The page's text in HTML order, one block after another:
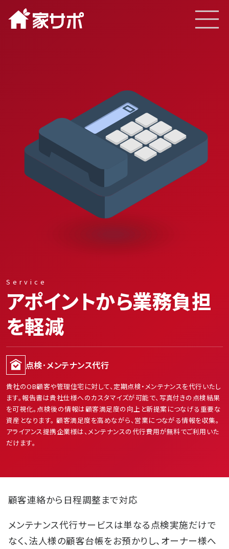
TOP
サービスと特徴
会社概要
プライバシーポリシー
Service
アポイントから業務負担
を軽減
点検･メンテナンス代行
貴社のOB顧客や管理住宅に対して、定期点検・メンテナンスを代行いたし
ます。報告書は貴社仕様へのカスタマイズが可能で、写真付きの点検結果
を可視化。点検後の情報は顧客満足度の向上と新提案につなげる重要な
資産となります。 顧客満足度を高めながら、営業につながる情報を収集。
アライアンス提携企業様は、メンテナンスの代行費用が無料でご利用いた
だけます。
顧客連絡から日程調整まで対応
メンテナンス代行サービスは単なる点検実施だけで
なく、法人様の顧客台帳をお預かりし、オーナー様へ